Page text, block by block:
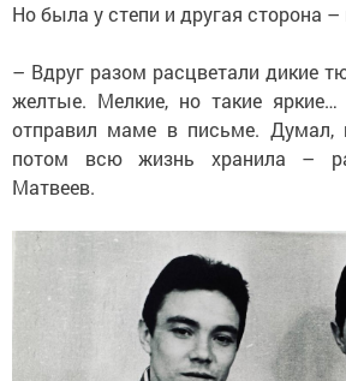
Но была у степи и другая сторона –
– Вдруг разом расцветали дикие
желтые. Мелкие, но такие
отправил маме в письме.
потом всю жизнь хранила –
Матвеев.